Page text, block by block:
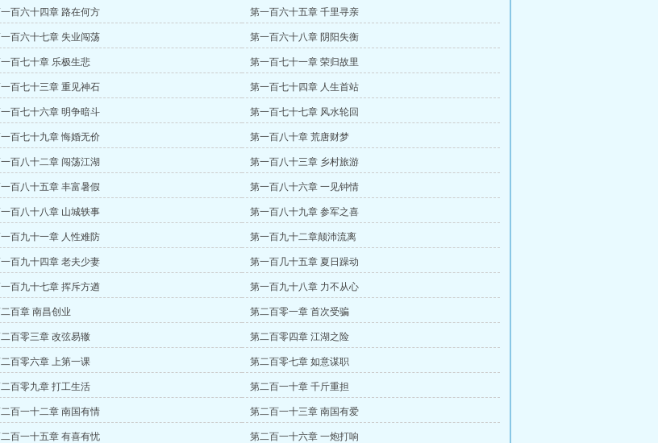
百六十四章 路在何方 第一百六十五章 千里寻亲
百六十七章 失业闯荡 第一百六十八章 阴阳失衡
百七十章 乐极生悲 第一百七十一章 荣归故里
百七十三章 重见神石 第一百七十四章 人生首站
百七十六章 明争暗斗 第一百七十七章 风水轮回
百七十九章 悔婚无价 第一百八十章 荒唐财梦
百八十二章 闯荡江湖 第一百八十三章 乡村旅游
百八十五章 丰富暑假 第一百八十六章 一见钟情
百八十八章 山城轶事 第一百八十九章 参军之喜
百九十一章 人性难防 第一百九十二章颠沛流离
百九十四章 老夫少妻 第一百几十五章 夏日躁动
百九十七章 挥斥方遒 第一百九十八章 力不从心
百章 南昌创业 第二百零一章 首次受骗
百零三章 改弦易辙 第二百零四章 江湖之险
百零六章 上第一课 第二百零七章 如意谋职
百零九章 打工生活 第二百一十章 千斤重担
百一十二章 南国有情 第二百一十三章 南国有爱
百一十五章 有喜有忧 第二百一十六章 一炮打响